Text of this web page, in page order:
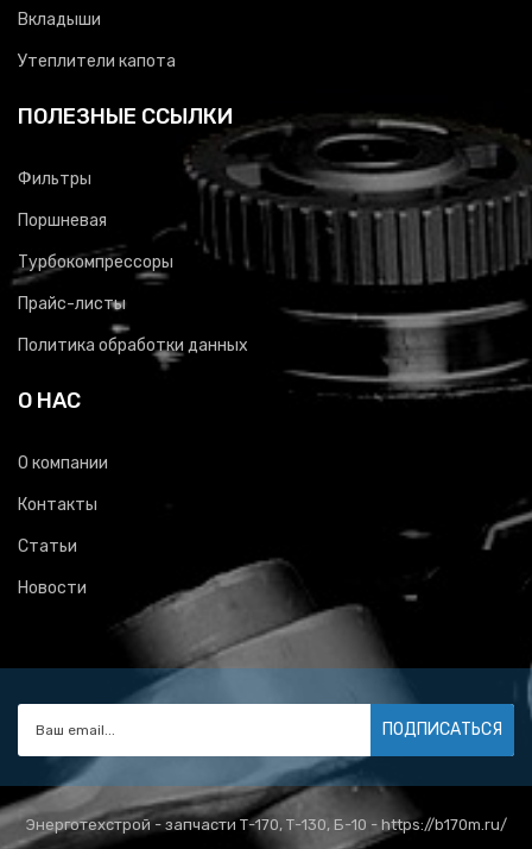
Вкладыши
Утеплители капота
ПОЛЕЗНЫЕ ССЫЛКИ
Фильтры
Поршневая
Турбокомпрессоры
Прайс-листы
Политика обработки данных
О НАС
О компании
Контакты
Статьи
Новости
ПОДПИСАТЬСЯ
Энерготехстрой - запчасти Т-170, Т-130, Б-10 - https://b170m.ru/